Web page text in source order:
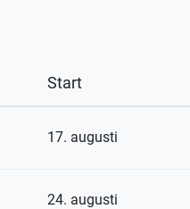
Start
17. augusti
24. augusti